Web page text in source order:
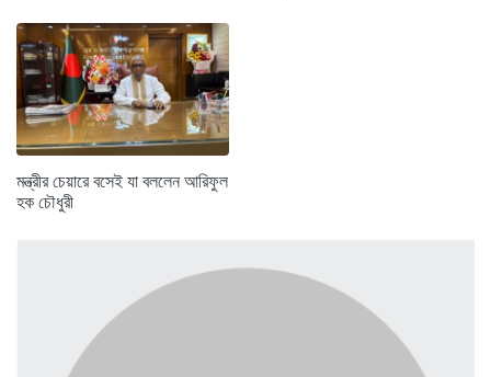
মন্ত্রীর চেয়ারে বসেই যা বললেন আরিফুল
হক চৌধুরী